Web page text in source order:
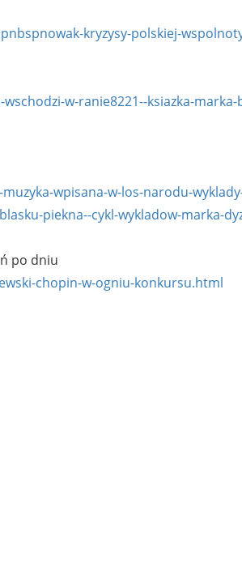
kryzysy-polskiej-
w-ranie8221--ksiazka-marka-
wpisana-w-los-narodu-
piekna--cykl-wykladow-marka-
po dniu
chopin-w-ogniu-konkursu.html